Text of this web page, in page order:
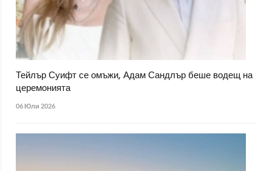
Тейлър Суифт се омъжи, Адам Сандлър беше водещ на
церемонията
06 Юли 2026